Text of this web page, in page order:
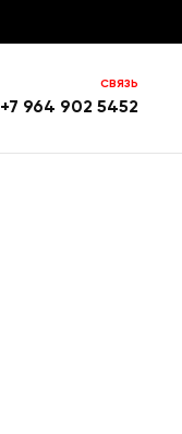
СВЯЗЬ
+7 964 902 5452